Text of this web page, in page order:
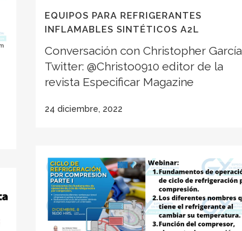
EQUIPOS PARA REFRIGERANTES
INFLAMABLES SINTÉTICOS A2L
Conversación con Christopher García
Twitter: @Christo0910 editor de la
revista Especificar Magazine
24 diciembre, 2022